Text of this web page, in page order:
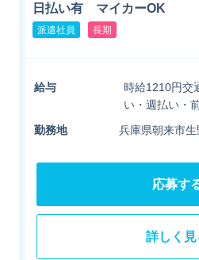
日払い有 マイカーOK
派遣社員 長期
給与
時給1210円交
い・週払い・
勤務地
兵庫県朝来市生
応募す
詳しく見